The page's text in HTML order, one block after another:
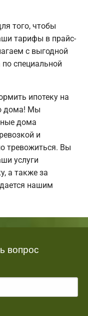
того, чтобы
тарифы в прайс-
с выгодной
специальной
ипотеку на
дома! Мы
дома
и
тревожиться. Вы
услуги
а также за
нашим
вопрос